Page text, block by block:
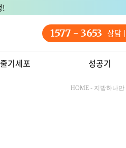
!
1577 - 3653 상담
기세포 성공기
HOME - 지방하나만